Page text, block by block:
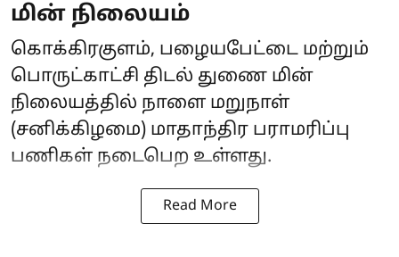
மின் நிலையம்
கொக்கிரகுளம், பழையபேட்டை மற்றும்
பொருட்காட்சி திடல் துணை மின்
நிலையத்தில் நாளை மறுநாள்
(சனிக்கிழமை) மாதாந்திர பராமரிப்பு
பணிகள் நடைபெற உள்ளது.
Read More